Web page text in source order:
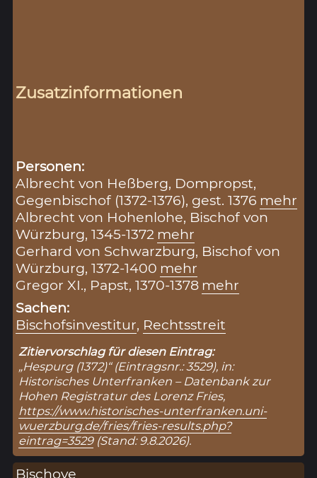
Zusatzinformationen
Personen:
Albrecht von Heßberg, Dompropst,
Gegenbischof (1372-1376), gest. 1376 mehr
Albrecht von Hohenlohe, Bischof von
Würzburg, 1345-1372 mehr
Gerhard von Schwarzburg, Bischof von
Würzburg, 1372-1400 mehr
Gregor XI., Papst, 1370-1378 mehr
Sachen:
Bischofsinvestitur, Rechtsstreit
Zitiervorschlag für diesen Eintrag:
„Hespurg (1372)“ (Eintragsnr.: 3529), in:
Historisches Unterfranken – Datenbank zur
Hohen Registratur des Lorenz Fries,
https://www.historisches-unterfranken.uni-
wuerzburg.de/fries/fries-results.php?
eintrag=3529(Stand: 9.8.2026).
Bischove